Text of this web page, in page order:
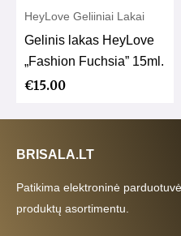
HeyLove Geliiniai Lakai
Gelinis lakas HeyLove
„Fashion Fuchsia” 15ml.
€15.00
BRISALA.LT
Patikima elektroninė
produktų asortimentu.